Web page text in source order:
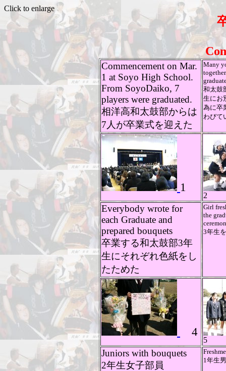
Click to enlarge
Commencement on Mar.
1 at Soyo High School.
From SoyoDaiko, 7
players were graduated.
相洋高和太鼓部からは
7人が卒業式を迎えた
Many
和太鼓
生にお
為に卒
わびて
1
2
Everybody wrote for
each Graduate and
prepared bouquets
卒業する和太鼓部3年
生にそれぞれ色紙をし
たためた
Girl
the
3年生
4
5
Juniors with bouquets
2年生女子部員
1年生